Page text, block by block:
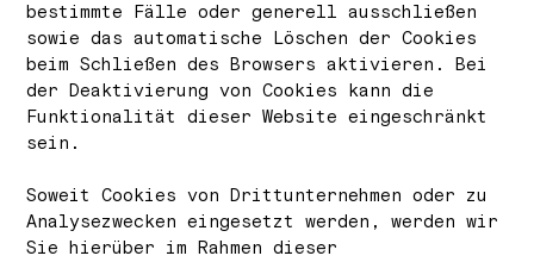
bestimmte Fälle oder generell ausschließen
sowie das automatische Löschen der Cookies
beim Schließen des Browsers aktivieren. Bei
der Deaktivierung von Cookies kann die
Funktionalität dieser Website eingeschränkt
sein.
Soweit Cookies von Drittunternehmen oder zu
Analysezwecken eingesetzt werden, werden wir
Sie hierüber im Rahmen dieser